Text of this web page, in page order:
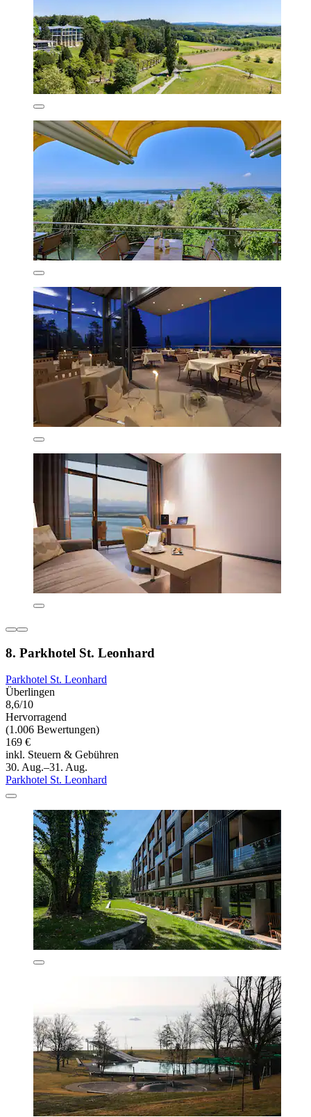
8. Parkhotel St. Leonhard
Parkhotel St. Leonhard
Überlingen
8,6/10
Hervorragend
(1.006 Bewertungen)
169 €
inkl. Steuern & Gebühren
30. Aug.–31. Aug.
Parkhotel St. Leonhard